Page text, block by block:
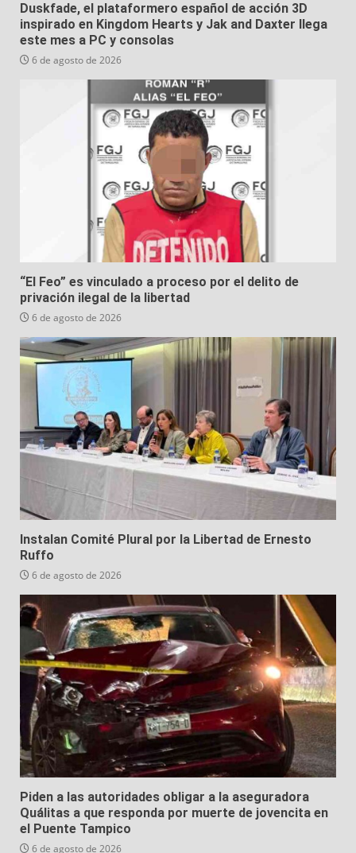
Duskfade, el plataformero español de acción 3D
inspirado en Kingdom Hearts y Jak and Daxter llega
este mes a PC y consolas
6 de agosto de 2026
“El Feo” es vinculado a proceso por el delito de
privación ilegal de la libertad
6 de agosto de 2026
Instalan Comité Plural por la Libertad de Ernesto
Ruffo
6 de agosto de 2026
Piden a las autoridades obligar a la aseguradora
Quálitas a que responda por muerte de jovencita en
el Puente Tampico
6 de agosto de 2026